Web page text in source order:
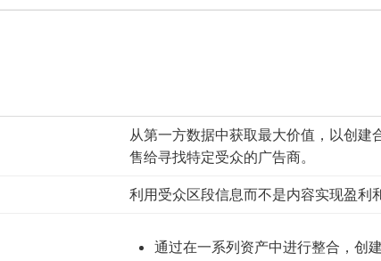
从第一方数据中获取最大价值，以创建
售给寻找特定受众的广告商。
利用受众区段信息而不是内容实现盈利
通过在一系列资产中进行整合，创